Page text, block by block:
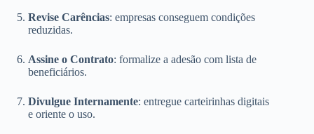
Revise Carências: empresas conseguem condições
reduzidas.
Assine o Contrato: formalize a adesão com lista de
beneficiários.
Divulgue Internamente: entregue carteirinhas digitais
e oriente o uso.